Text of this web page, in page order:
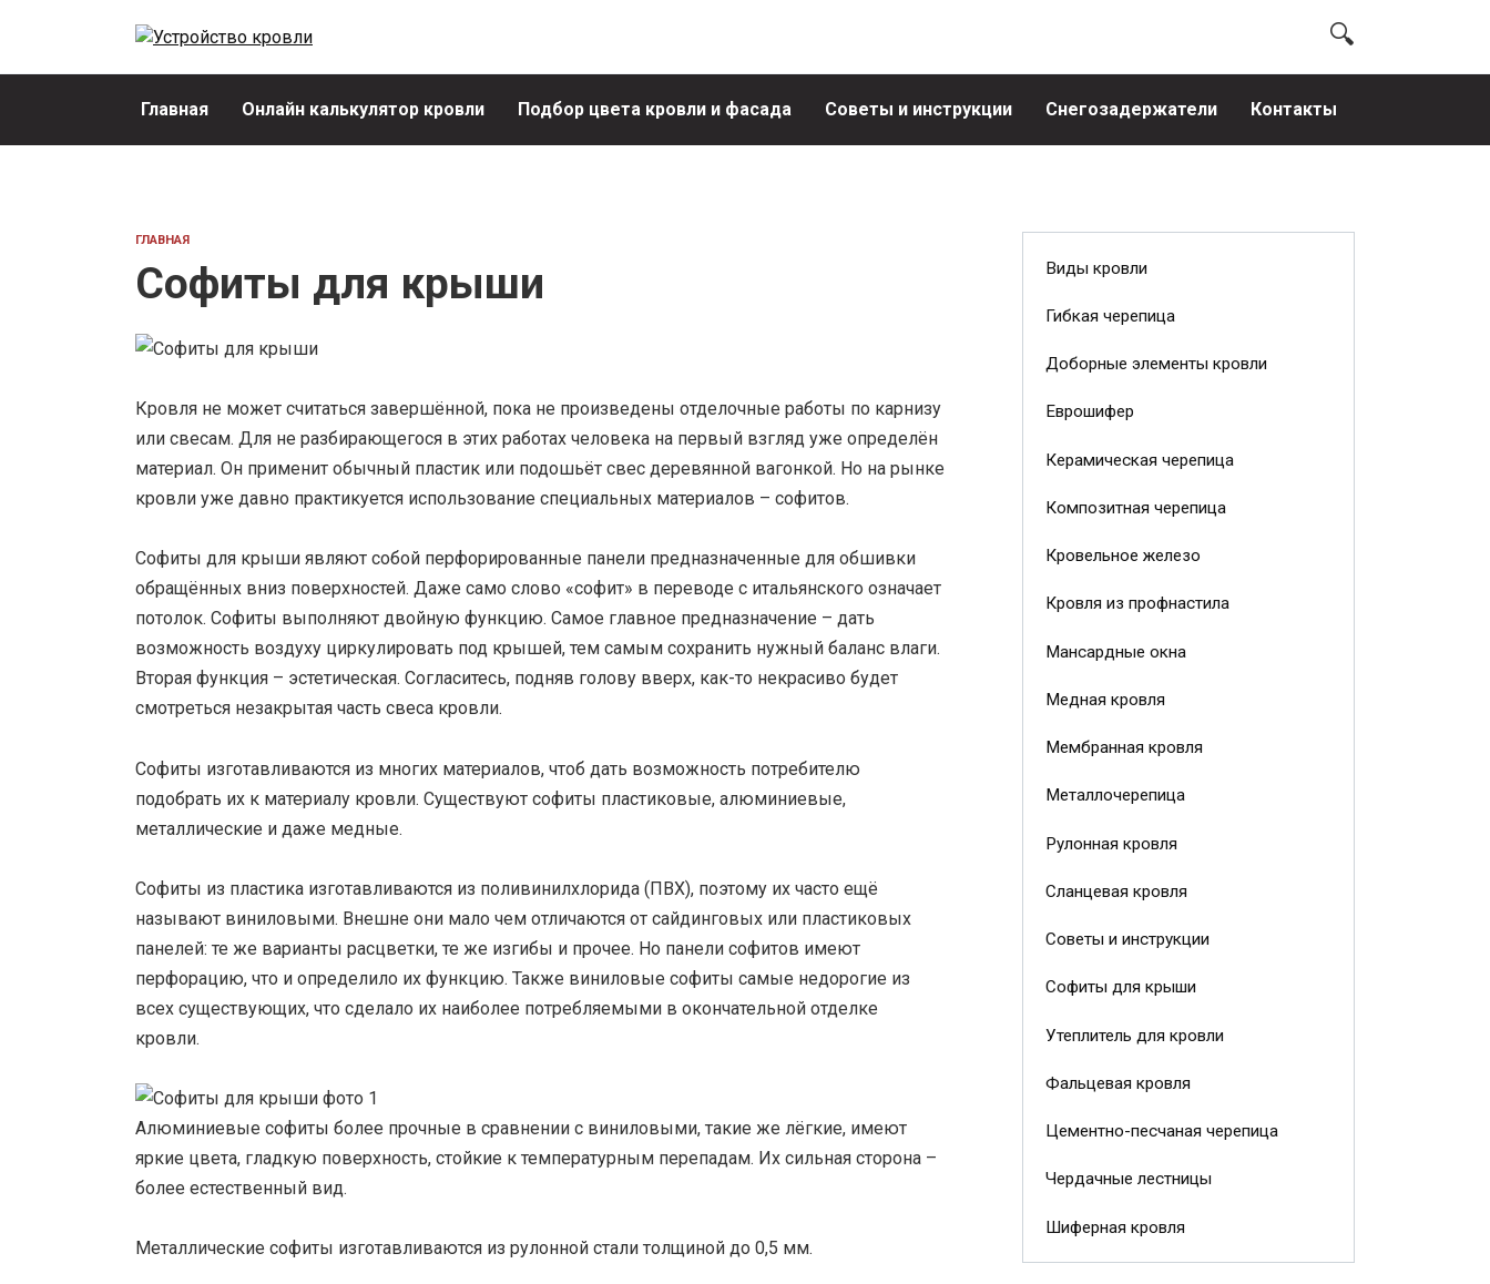
Главная Онлайн калькулятор кровли Подбор цвета кровли и фасада Советы и инструкции Снегозадержатели Контакты
ГЛАВНАЯ
Софиты для крыши
Кровля не может считаться завершённой, пока не произведены отделочные работы по карнизу
или свесам. Для не разбирающегося в этих работах человека на первый взгляд уже определён
материал. Он применит обычный пластик или подошьёт свес деревянной вагонкой. Но на рынке
кровли уже давно практикуется использование специальных материалов – софитов.
Софиты для крыши являют собой перфорированные панели предназначенные для обшивки
обращённых вниз поверхностей. Даже само слово «софит» в переводе с итальянского означает
потолок. Софиты выполняют двойную функцию. Самое главное предназначение – дать
возможность воздуху циркулировать под крышей, тем самым сохранить нужный баланс влаги.
Вторая функция – эстетическая. Согласитесь, подняв голову вверх, как-то некрасиво будет
смотреться незакрытая часть свеса кровли.
Софиты изготавливаются из многих материалов, чтоб дать возможность потребителю
подобрать их к материалу кровли. Существуют софиты пластиковые, алюминиевые,
металлические и даже медные.
Софиты из пластика изготавливаются из поливинилхлорида (ПВХ), поэтому их часто ещё
называют виниловыми. Внешне они мало чем отличаются от сайдинговых или пластиковых
панелей: те же варианты расцветки, те же изгибы и прочее. Но панели софитов имеют
перфорацию, что и определило их функцию. Также виниловые софиты самые недорогие из
всех существующих, что сделало их наиболее потребляемыми в окончательной отделке
кровли.
Алюминиевые софиты более прочные в сравнении с виниловыми, такие же лёгкие, имеют
яркие цвета, гладкую поверхность, стойкие к температурным перепадам. Их сильная сторона –
более естественный вид.
Металлические софиты изготавливаются из рулонной стали толщиной до 0,5 мм.
Виды кровли
Гибкая черепица
Доборные элементы кровли
Еврошифер
Керамическая черепица
Композитная черепица
Кровельное железо
Кровля из профнастила
Мансардные окна
Медная кровля
Мембранная кровля
Металлочерепица
Рулонная кровля
Сланцевая кровля
Советы и инструкции
Софиты для крыши
Утеплитель для кровли
Фальцевая кровля
Цементно-песчаная черепица
Чердачные лестницы
Шиферная кровля